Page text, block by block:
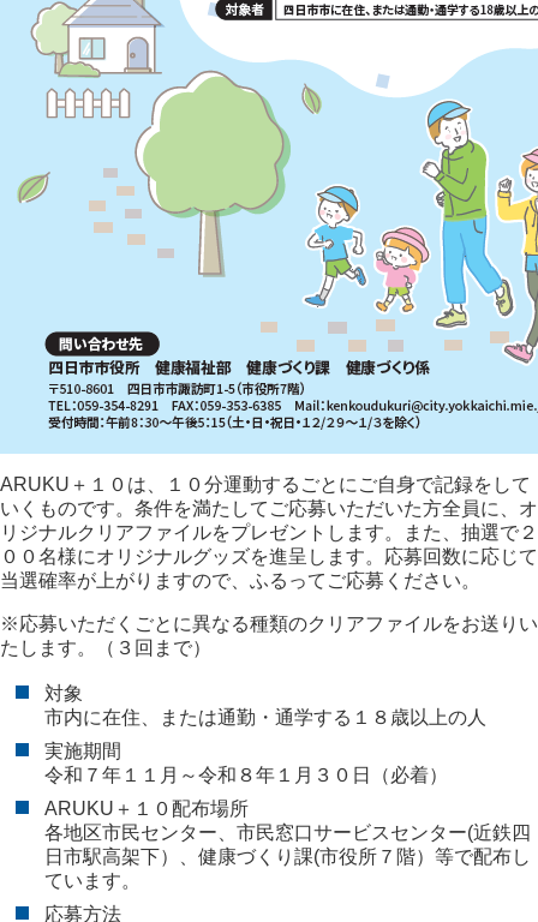
ARUKU＋１０は、１０分運動するごとにご自身で記録をして
いくものです。条件を満たしてご応募いただいた方全員に、オ
リジナルクリアファイルをプレゼントします。また、抽選で２
００名様にオリジナルグッズを進呈します。応募回数に応じて
当選確率が上がりますので、ふるってご応募ください。
※応募いただくごとに異なる種類のクリアファイルをお送りい
たします。（３回まで）
対象
市内に在住、または通勤・通学する１８歳以上の人
実施期間
令和７年１１月～令和８年１月３０日（必着）
ARUKU＋１０配布場所
各地区市民センター、市民窓口サービスセンター(近鉄四
日市駅高架下）、健康づくり課(市役所７階）等で配布し
ています。
応募方法